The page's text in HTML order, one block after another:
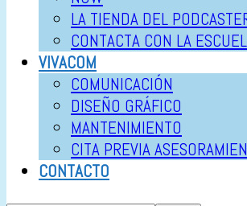
LA TIENDA DEL
CONTACTA CON LA
VIVACOM
COMUNICACIÓN
DISEÑO GRÁFICO
MANTENIMIENTO
CITA PREVIA
CONTACTO